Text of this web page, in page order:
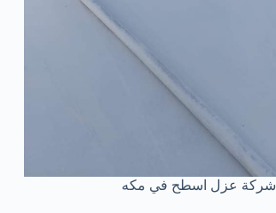
شركة عزل اسطح في مكه